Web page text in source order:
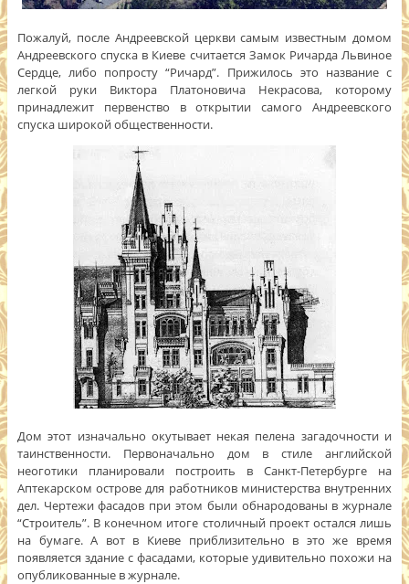
Пожалуй, после Андреевской церкви самым известным домом
Андреевского спуска в Киеве считается Замок Ричарда Львиное
Сердце, либо попросту “Ричард”. Прижилось это название с
легкой руки Виктора Платоновича Некрасова, которому
принадлежит первенство в открытии самого Андреевского
спуска широкой общественности.
Дом этот изначально окутывает некая пелена загадочности и
таинственности. Первоначально дом в стиле английской
неоготики планировали построить в Санкт-Петербурге на
Аптекарском острове для работников министерства внутренних
дел. Чертежи фасадов при этом были обнародованы в журнале
“Строитель”. В конечном итоге столичный проект остался лишь
на бумаге. А вот в Киеве приблизительно в это же время
появляется здание с фасадами, которые удивительно похожи на
опубликованные в журнале.